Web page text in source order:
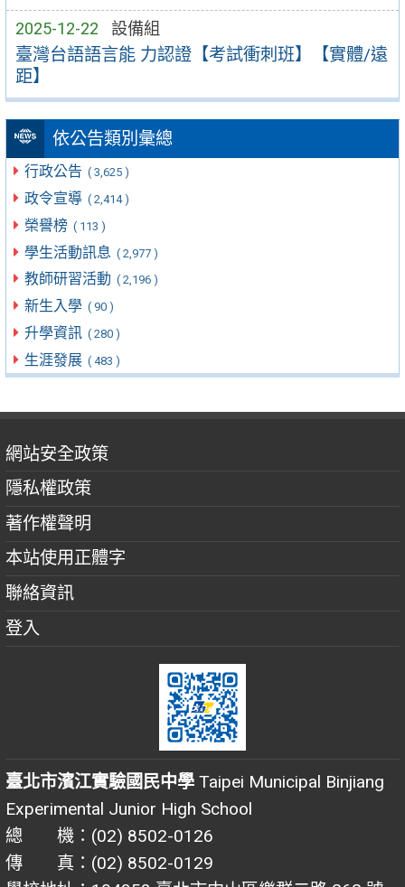
2025-12-22 設備組
臺灣台語語言能 力認證【考試衝刺班】【實體/遠
距】
依公告類別彙總
行政公告 ( 3,625 )
政令宣導 ( 2,414 )
榮譽榜 ( 113 )
學生活動訊息 ( 2,977 )
教師研習活動 ( 2,196 )
新生入學 ( 90 )
升學資訊 ( 280 )
生涯發展 ( 483 )
網站安全政策
隱私權政策
著作權聲明
本站使用正體字
聯絡資訊
登入
臺北市濱江實驗國民中學 Taipei Municipal Binjiang
Experimental Junior High School
總 機：(02) 8502-0126
傳 真：(02) 8502-0129